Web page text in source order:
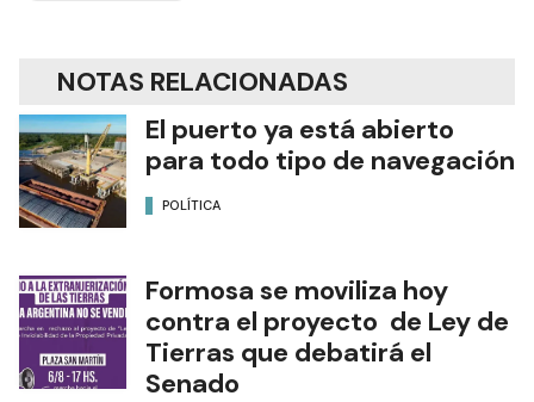
NOTAS RELACIONADAS
El puerto ya está abierto
para todo tipo de navegación
POLÍTICA
Formosa se moviliza hoy
contra el proyecto de Ley de
Tierras que debatirá el
Senado